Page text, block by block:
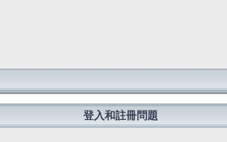
登入和註冊問題